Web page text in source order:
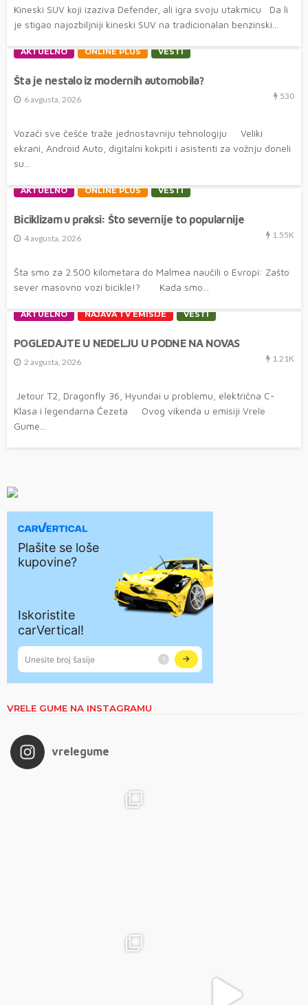
Kineski SUV koji izaziva Defender, ali igra svoju utakmicu Da li
je stigao najozbiljniji kineski SUV na tradicionalan benzinski...
AKTUELNO ONLINE PLUS VESTI
Šta je nestalo iz modernih automobila?
6 avgusta, 2026 530
Vozači sve češće traže jednostavniju tehnologiju Veliki
ekrani, Android Auto, digitalni kokpiti i asistenti za vožnju doneli
su...
AKTUELNO ONLINE PLUS VESTI
Biciklizam u praksi: Što severnije to popularnije
4 avgusta, 2026 1.55K
Šta smo za 2.500 kilometara do Malmea naučili o Evropi: Zašto
sever masovno vozi bicikle!? Kada smo...
AKTUELNO NAJAVA TV EMISIJE VESTI
POGLEDAJTE U NEDELJU U PODNE NA NOVAS
2 avgusta, 2026 1.21K
Jetour T2, Dragonfly 36, Hyundai u problemu, električna C-
Klasa i legendarna Čezeta Ovog vikenda u emisiji Vrele
Gume...
VRELE GUME NA INSTAGRAMU
vrelegume